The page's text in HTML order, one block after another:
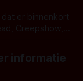
er binnenkort
Creepshow,
complete
informatie